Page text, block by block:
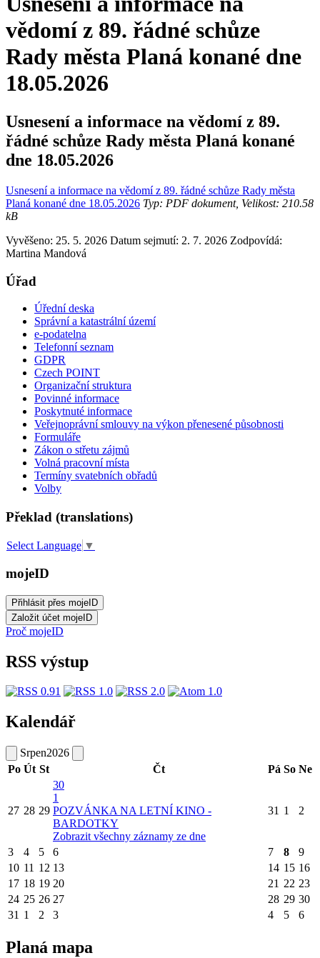
vědomí z 89. řádné schůze
Rady města Planá konané dne
18.05.2026
Usnesení a informace na vědomí z 89.
řádné schůze Rady města Planá konané
dne 18.05.2026
Usnesení a informace na vědomí z 89. řádné schůze Rady města
Planá konané dne 18.05.2026 Typ: PDF dokument, Velikost: 210.58
kB
Vyvěšeno: 25. 5. 2026 Datum sejmutí: 2. 7. 2026 Zodpovídá:
Martina Mandová
Úřad
Úřední deska
Správní a katastrální území
e-podatelna
Telefonní seznam
GDPR
Czech POINT
Organizační struktura
Povinné informace
Poskytnuté informace
Veřejnoprávní smlouvy na výkon přenesené působnosti
Formuláře
Zákon o střetu zájmů
Volná pracovní místa
Termíny svatebních obřadů
Volby
Překlad (translations)
Select Language ▼
mojeID
Proč mojeID
RSS výstup
Kalendář
Srpen2026
Po Út St Čt Pá So Ne
27 28 29
30
1
POZVÁNKA NA LETNÍ KINO -
BARDOTKY
Zobrazit všechny záznamy ze dne
31 1 2
3 4 5 6 7 8
9
10 11 12 13 14 15 16
17 18 19 20 21 22 23
24 25 26 27 28 29 30
31 1 2 3 4 5 6
Planá mapa